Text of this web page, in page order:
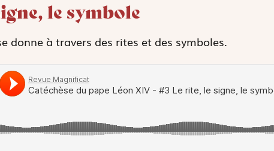
le symbole
donne à travers des rites et des symboles.